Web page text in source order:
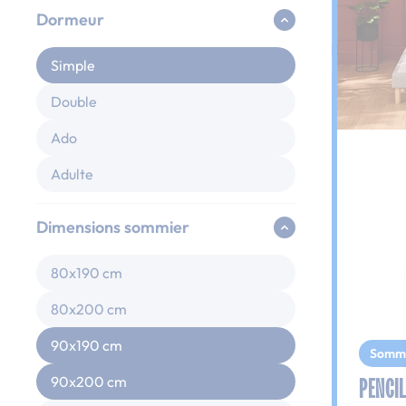
Dormeur
Simple
Double
Ado
Adulte
Dimensions sommier
80x190 cm
80x200 cm
90x190 cm
90x200 cm
PENCIL